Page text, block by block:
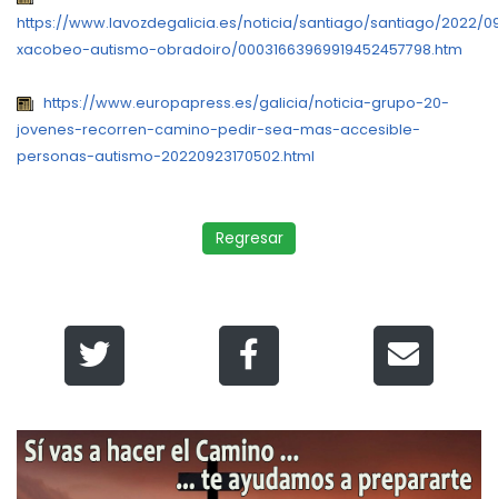
https://www.lavozdegalicia.es/noticia/santiago/santiago/2022/
xacobeo-autismo-obradoiro/00031663969919452457798.htm
https://www.europapress.es/galicia/noticia-grupo-20-
jovenes-recorren-camino-pedir-sea-mas-accesible-
personas-autismo-20220923170502.html
Regresar